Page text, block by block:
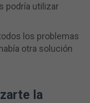
podría utilizar
los problemas
otra solución
la